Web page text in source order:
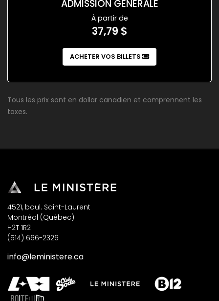
ADMISSION GÉNÉRALE
À partir de
37,79 $
ACHETER VOS BILLETS
Tous les prix sont en dollar canadien et comprennent les
taxes.
4521, boul. Saint-Laurent
Montréal (Québec)
H2T 1R2
(514) 666-2326
info@leministere.ca